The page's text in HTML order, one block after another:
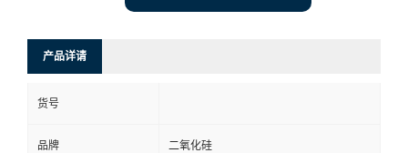
产品详请
货号
品牌 二氧化硅